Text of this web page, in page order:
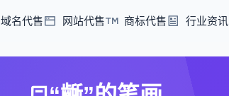
域名代售 网站代售 商标代售 行业资讯